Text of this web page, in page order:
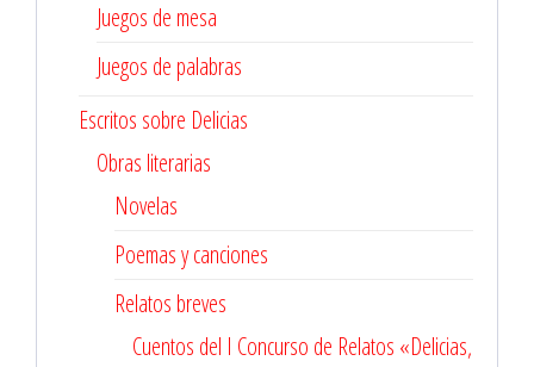
Juegos de mesa
Juegos de palabras
Escritos sobre Delicias
Obras literarias
Novelas
Poemas y canciones
Relatos breves
Cuentos del I Concurso de Relatos «Delicias,